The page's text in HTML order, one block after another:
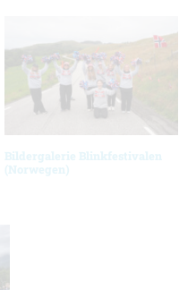
Bildergalerie Blinkfestivalen
(Norwegen)